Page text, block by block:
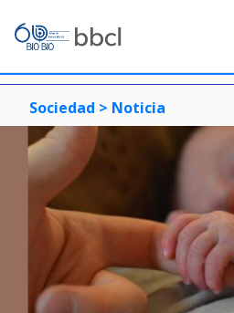
Sociedad > Noticia